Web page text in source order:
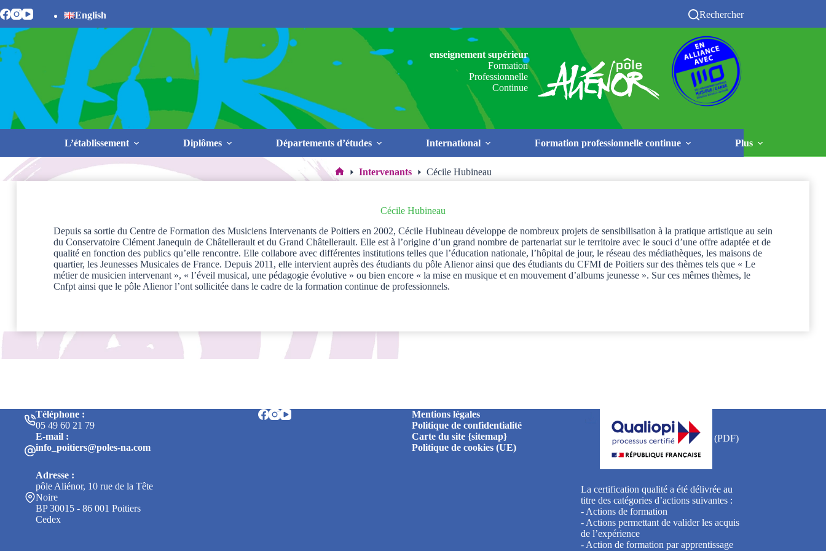
au
contenu
English Rechercher
enseignement supérieur
Formation
Professionnelle
Continue
L’établissement Diplômes Départements d’études International Formation professionnelle continue Plus
Accueil
Intervenants Cécile Hubineau
Cécile Hubineau
Depuis sa sortie du Centre de Formation des Musiciens Intervenants de Poitiers en 2002, Cécile Hubineau développe de nombreux projets de sensibilisation à la pratique artistique au sein
du Conservatoire Clément Janequin de Châtellerault et du Grand Châtellerault. Elle est à l’origine d’un grand nombre de partenariat sur le territoire avec le souci d’une offre adaptée et de
qualité en fonction des publics qu’elle rencontre. Elle collabore avec différentes institutions telles que l’éducation nationale, l’hôpital de jour, le réseau des médiathèques, les maisons de
quartier, les Jeunesses Musicales de France. Depuis 2011, elle intervient auprès des étudiants du pôle Alienor ainsi que des étudiants du CFMI de Poitiers sur des thèmes tels que « Le
métier de musicien intervenant », « l’éveil musical, une pédagogie évolutive » ou bien encore « la mise en musique et en mouvement d’albums jeunesse ». Sur ces mêmes thèmes, le
Cnfpt ainsi que le pôle Alienor l’ont sollicitée dans le cadre de la formation continue de professionnels.
Téléphone :
05 49 60 21 79
E-mail :
info_poitiers@poles-na.com
Adresse :
pôle Aliénor, 10 rue de la Tête
Noire
BP 30015 - 86 001 Poitiers
Cedex
Mentions légales
Politique de confidentialité
Carte du site {sitemap}
Politique de cookies (UE)
La certification qualité a été délivrée au
titre des catégories d’actions suivantes :
- Actions de formation
- Actions permettant de valider les acquis
de l’expérience
- Action de formation par apprentissage